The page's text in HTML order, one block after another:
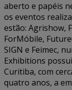
aberto e papéis
os eventos
estão: Agrishow,
ForMóbile,
SIGN e Feimec,
Exhibitions
Curitiba, com
quatro anos, a